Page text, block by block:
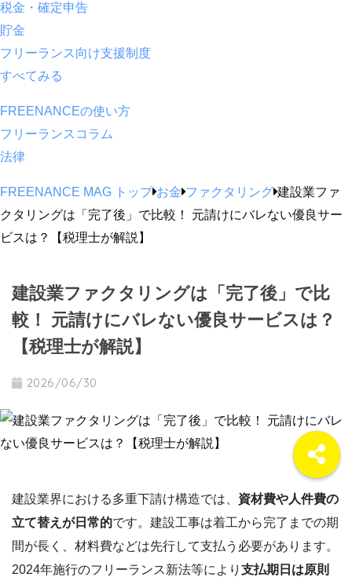
税金・確定申告
貯金
フリーランス向け支援制度
すべてみる
FREENANCEの使い方
フリーランスコラム
法律
FREENANCE MAG トップ お金 ファクタリング 建設業ファ
クタリングは「完了後」で比較！ 元請けにバレない優良サー
ビスは？【税理士が解説】
建設業ファクタリングは「完了後」で比
較！ 元請けにバレない優良サービスは？
【税理士が解説】
2026/06/30
建設業界における多重下請け構造では、 資材費や人件費の
立て替えが日常的です。建設工事は着工から完了までの期
間が長く、材料費などは先行して支払う必要があります。
2024年施行のフリーランス新法等により 支払期日は原則